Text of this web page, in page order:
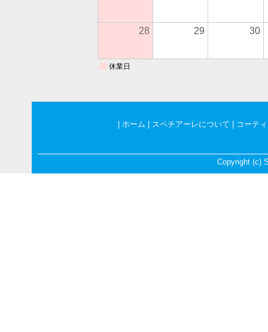
28 29 30
休業日
ホーム スペチアーレについて コーテ
Copyright (c)